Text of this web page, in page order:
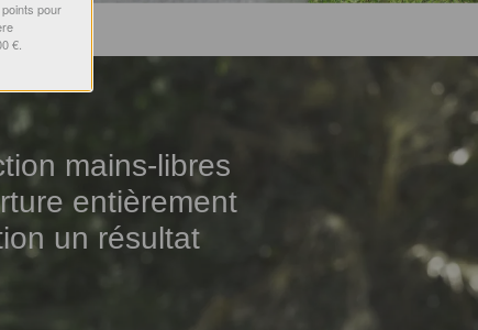
mains-libres
entièrement
un résultat
pour
€.